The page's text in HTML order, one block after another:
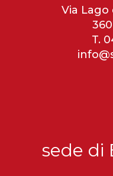
Via Lago
T.
sede di